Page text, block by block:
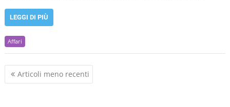
LEGGI DI PIÙ
Affari
N
a
Articoli meno recenti